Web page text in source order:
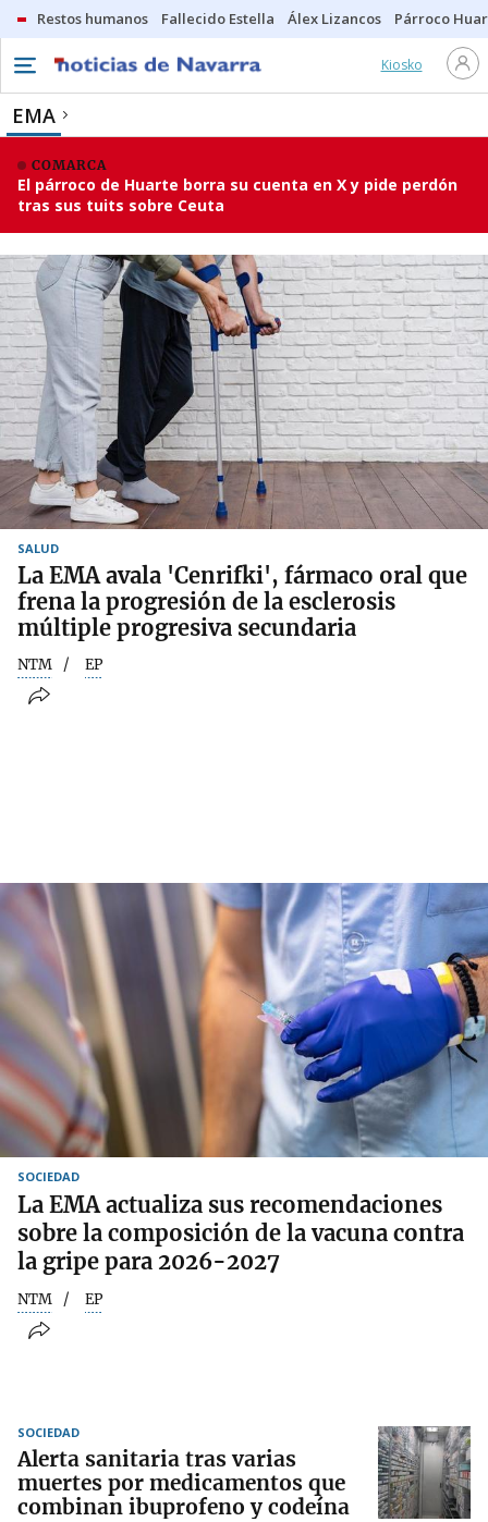
Restos humanos Fallecido Estella Álex Lizancos Párroco
Kiosko
EMA
COMARCA
El párroco de Huarte borra su cuenta en X y pide perdón
tras sus tuits sobre Ceuta
SALUD
La EMA avala 'Cenrifki', fármaco oral que
frena la progresión de la esclerosis
múltiple progresiva secundaria
NTM EP
SOCIEDAD
La EMA actualiza sus recomendaciones
sobre la composición de la vacuna contra
la gripe para 2026-2027
NTM EP
SOCIEDAD
Alerta sanitaria tras varias
muertes por medicamentos que
combinan ibuprofeno y codeína